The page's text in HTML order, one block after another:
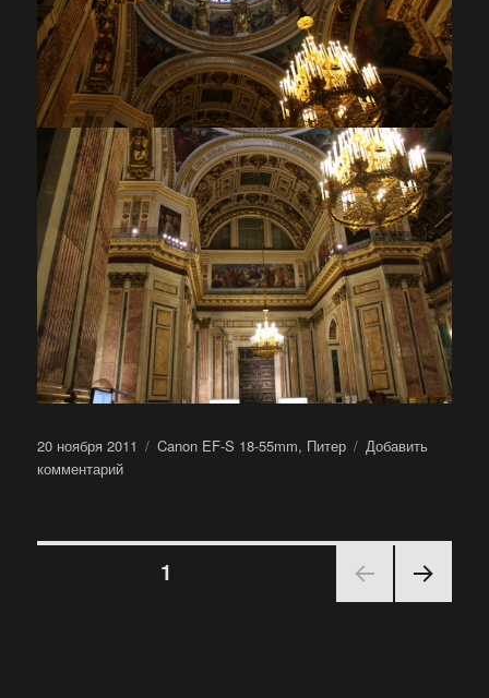
Опубликовано
20 ноября 2011 Метки
Canon EF-S 18-55mm, Питер
Добавить
комментарийк
Исакиевский
Навигация
1